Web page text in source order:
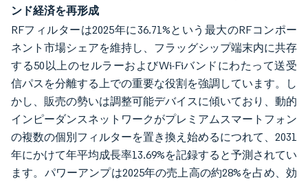
ンド経済を再形成
RFフィルターは2025年に36.71%という最大のRFコンポー
ネント市場シェアを維持し、フラッグシップ端末内に共存
する50以上のセルラーおよびWi-Fiバンドにわたって送受
信パスを分離する上での重要な役割を強調しています。し
かし、販売の勢いは調整可能デバイスに傾いており、動的
インピーダンスネットワークがプレミアムスマートフォン
の複数の個別フィルターを置き換え始めるにつれて、2031
年にかけて年平均成長率13.69%を記録すると予測されてい
ます。パワーアンプは2025年の売上高の約28%を占め、効